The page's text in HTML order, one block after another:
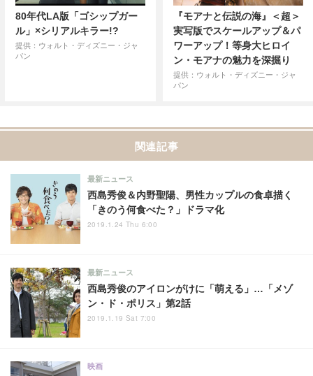
80年代LA版「ゴシップガー
ル」×シリアルキラー!?
提供：ウォルト・ディズニー・ジャ
パン
『モアナと伝説の海』＜超＞
実写版でスケールアップ＆パ
ワーアップ！等身大ヒロイ
ン・モアナの魅力を深掘り
提供：ウォルト・ディズニー・ジャ
パン
関連記事
西島秀俊＆内野聖陽、男性カップルの食卓描く
「きのう何食べた？」ドラマ化
最新ニュース
2019.1.24 Thu 6:00
西島秀俊のアイロンがけに「萌える」…「メゾ
ン・ド・ポリス」第2話
最新ニュース
2019.1.19 Sat 7:00
映画